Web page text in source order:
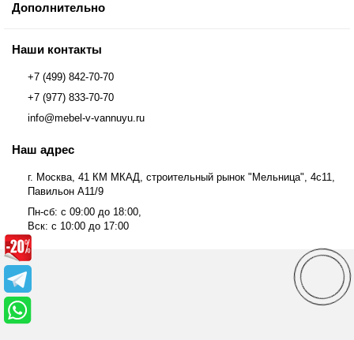
Дополнительно
Наши контакты
+7 (499) 842-70-70
+7 (977) 833-70-70
info@mebel-v-vannuyu.ru
Наш адрес
г. Москва, 41 КМ МКАД, строительный рынок "Мельница", 4с11,
Павильон А11/9
Пн-сб: с 09:00 до 18:00,
Вск: с 10:00 до 17:00